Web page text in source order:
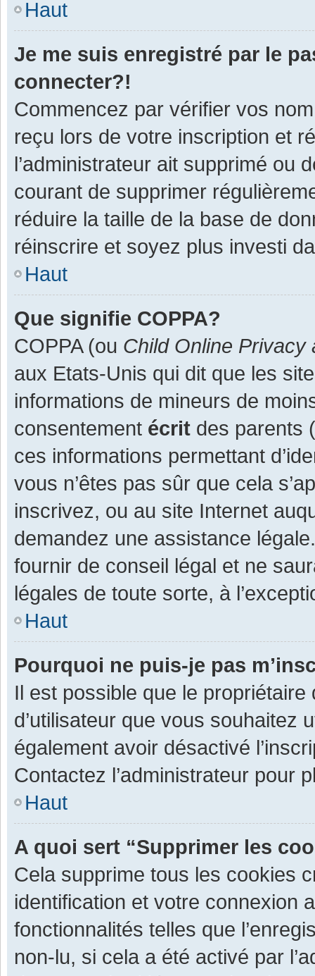
Haut
Je me suis enregistré par le
connecter?!
Commencez par vérifier vos
reçu lors de votre inscription et
l’administrateur ait supprimé ou
courant de supprimer
réduire la taille de la base de
réinscrire et soyez plus investi
Haut
Que signifie COPPA?
COPPA (ou Child Online Privacy
aux Etats-Unis qui dit que les
informations de mineurs de
consentement écrit des parents
ces informations permettant
vous n’êtes pas sûr que cela
inscrivez, ou au site Internet
demandez une assistance
fournir de conseil légal et ne
légales de toute sorte, à
Haut
Pourquoi ne puis-je pas
Il est possible que le
d’utilisateur que vous souhaitez
également avoir désactivé
Contactez l’administrateur pour
Haut
A quoi sert “Supprimer les
Cela supprime tous les cookies
identification et votre connexion
fonctionnalités telles que
non-lu, si cela a été activé par